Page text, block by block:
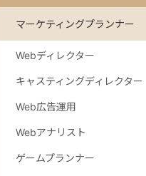
マーケティングプランナー
Webディレクター
キャスティングディレクター
Web広告運用
Webアナリスト
ゲームプランナー